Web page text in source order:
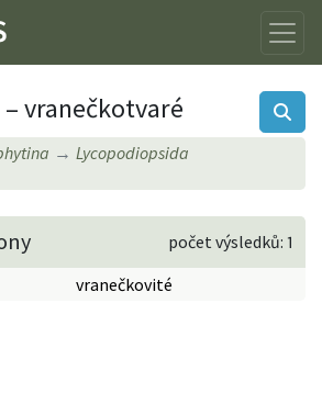
– vranečkotvaré
Lycopodiopsida
počet výsledků: 1
vranečkovité